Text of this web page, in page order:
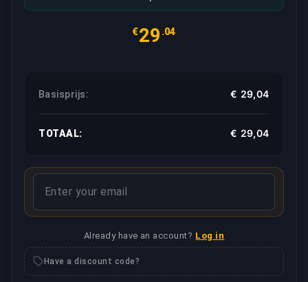
€29 .04
Basisprijs: € 29,04
TOTAAL: € 29,04
Already have an account? Log in
Have a discount code?